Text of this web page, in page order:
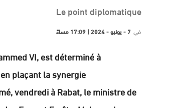
Le point diplomatique
في 7 - يونيو - 2024 | 17:09 مساءً
VI, est déterminé à
plaçant la synergie
vendredi à Rabat, le ministre de